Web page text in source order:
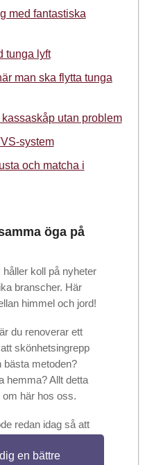
en bättre
med fantastiska
tunga lyft
man ska flytta tunga
utan problem
system
och matcha i
öga på
koll på nyheter
branscher. Här
himmel och jord!
du renoverar ett
skönhetsingrepp
bästa metoden?
hemma? Allt detta
här hos oss.
redan idag så att
bekanta när du